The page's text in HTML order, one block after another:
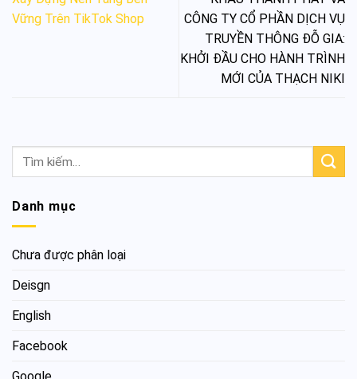
Vững Trên TikTok Shop
CÔNG TY CỔ PHẦN DỊCH VỤ
TRUYỀN THÔNG ĐỖ GIA:
KHỞI ĐẦU CHO HÀNH TRÌNH
MỚI CỦA THẠCH NIKI
Danh mục
Chưa được phân loại
Deisgn
English
Facebook